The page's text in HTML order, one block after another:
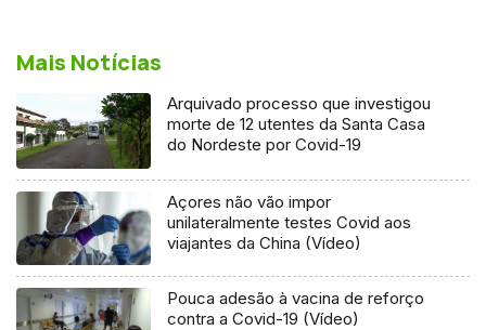
Mais Notícias
Arquivado processo que investigou
morte de 12 utentes da Santa Casa
do Nordeste por Covid-19
Açores não vão impor
unilateralmente testes Covid aos
viajantes da China (Vídeo)
Pouca adesão à vacina de reforço
contra a Covid-19 (Vídeo)